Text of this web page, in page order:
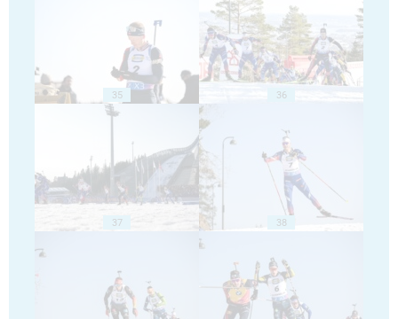
35 36
37 38